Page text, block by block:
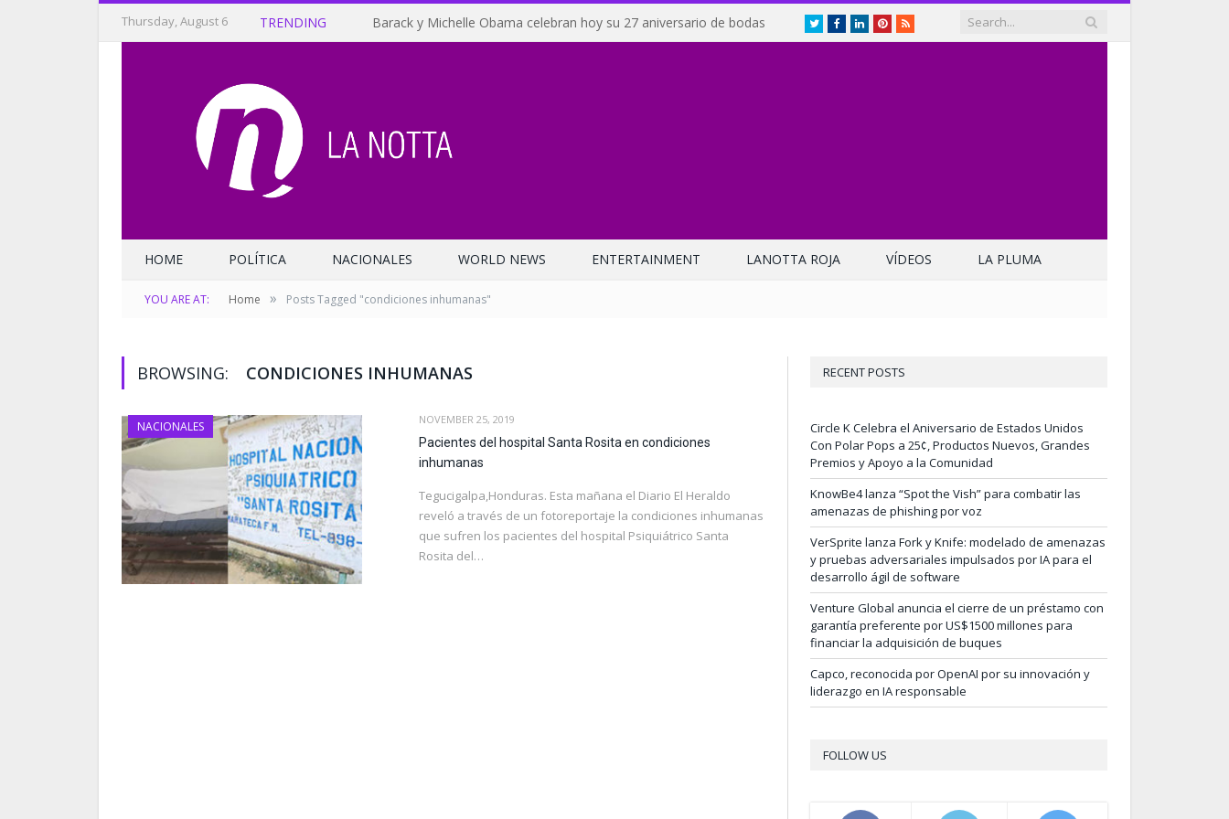
Thursday, August 6 TRENDING Barack y Michelle Obama celebran hoy su 27 aniversario de bodas TwitterFacebookLinkedInPinterest
RSS
HOME POLÍTICA NACIONALES WORLD NEWS ENTERTAINMENT LANOTTA ROJA VÍDEOS LA PLUMA
YOU ARE AT: Home » Posts Tagged "condiciones inhumanas"
BROWSING: CONDICIONES INHUMANAS
NACIONALES NOVEMBER 25, 2019
Pacientes del hospital Santa Rosita en condiciones
inhumanas
Tegucigalpa,Honduras. Esta mañana el Diario El Heraldo
reveló a través de un fotoreportaje la condiciones inhumanas
que sufren los pacientes del hospital Psiquiátrico Santa
Rosita del…
RECENT POSTS
Circle K Celebra el Aniversario de Estados Unidos
Con Polar Pops a 25¢, Productos Nuevos, Grandes
Premios y Apoyo a la Comunidad
KnowBe4 lanza “Spot the Vish” para combatir las
amenazas de phishing por voz
VerSprite lanza Fork y Knife: modelado de amenazas
y pruebas adversariales impulsados por IA para el
desarrollo ágil de software
Venture Global anuncia el cierre de un préstamo con
garantía preferente por US$1500 millones para
financiar la adquisición de buques
Capco, reconocida por OpenAI por su innovación y
liderazgo en IA responsable
FOLLOW US